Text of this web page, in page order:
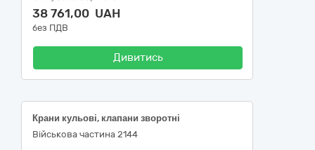
38 761,00 UAH
без ПДВ
Дивитись
Крани кульові, клапани зворотні
Військова частина 2144